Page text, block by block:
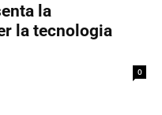
la
la tecnologia
0